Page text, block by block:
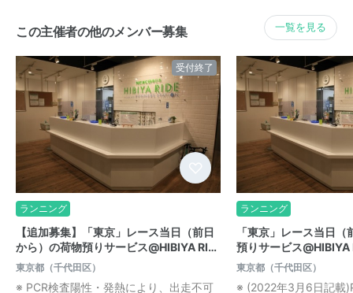
この主催者の他のメンバー募集 一覧を見る
受付終了
ランニング
【追加募集】「東京」レース当日（前日
から）の荷物預りサービス@HIBIYA RI…
東京都（千代田区）
※ PCR検査陽性・発熱により、出走不可
ランニング
「東京」レース当日
預りサービス@HIBIYA
東京都（千代田区）
※ (2022年3月6日記載